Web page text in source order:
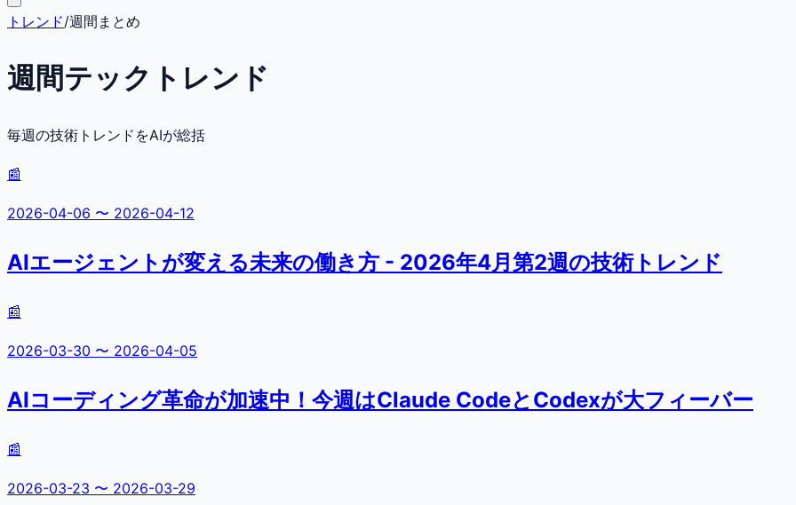
トレンド/週間まとめ
週間テックトレンド
毎週の技術トレンドをAIが総括
📰
2026-04-06 〜 2026-04-12
AIエージェントが変える未来の働き方 - 2026年4月第2週の技術トレンド
📰
2026-03-30 〜 2026-04-05
AIコーディング革命が加速中！今週はClaude CodeとCodexが大フィーバー
📰
2026-03-23 〜 2026-03-29